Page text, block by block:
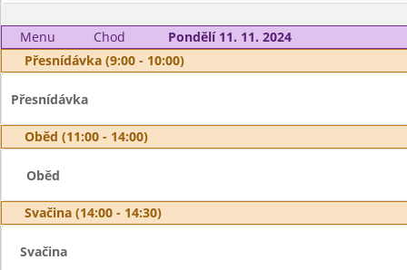
Menu Chod
Pondělí 11. 11. 2024
Přesnídávka (9:00 - 10:00)
Přesnídávka
Oběd (11:00 - 14:00)
Oběd
Svačina (14:00 - 14:30)
Svačina